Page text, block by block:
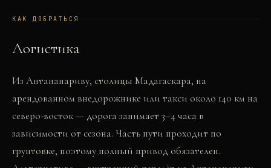
КАК ДОБРАТЬСЯ
Логистика
Из Антананариву, столицы Мадагаскара, на
арендованном внедорожнике или такси около 140 км на
северо-восток — дорога занимает 3–4 часа в
зависимости от сезона. Часть пути проходит по
грунтовке, поэтому полный привод обязателен.